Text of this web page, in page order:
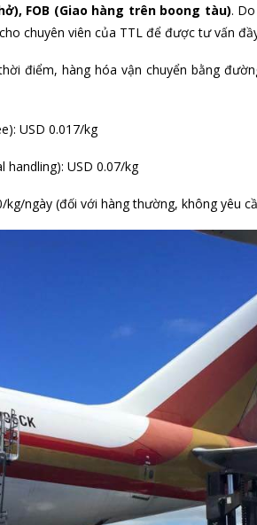
FOB (Giao hàng trên boong tàu).
chuyên viên của TTL để được tư vấn
điểm, hàng hóa vận chuyển bằng
USD 0.017/kg
handling): USD 0.07/kg
kg/ngày (đối với hàng thường, không yêu